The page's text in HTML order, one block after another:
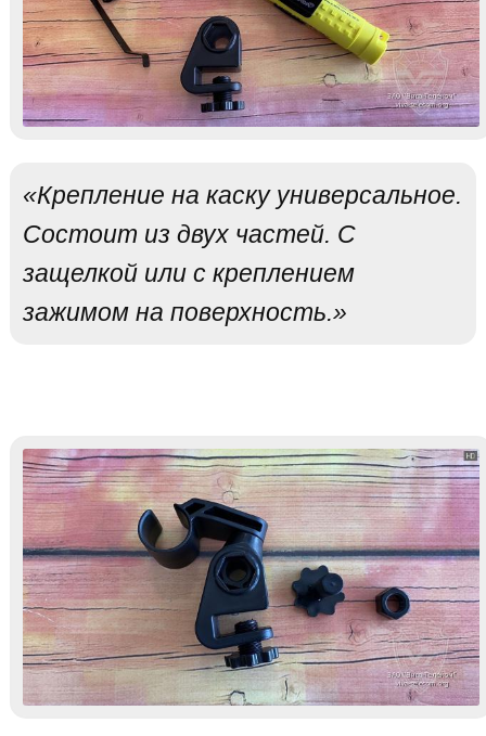
«Крепление на каску универсальное.
Состоит из двух частей. С
защелкой или с креплением
зажимом на поверхность.»